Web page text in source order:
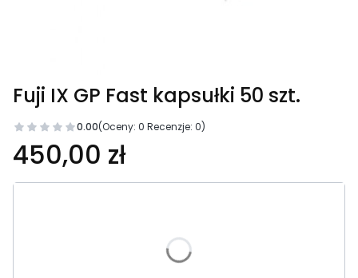
Fuji IX GP Fast kapsułki 50 szt.
0.00(Oceny: 0 Recenzje: 0)
450,00 zł